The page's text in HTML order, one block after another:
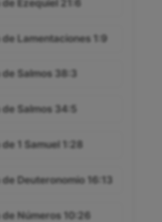
Ezequiel 21:6
Lamentaciones 1:9
Salmos 38:3
Salmos 34:5
1 Samuel 1:28
Deuteronomio 16:13
Números 10:26